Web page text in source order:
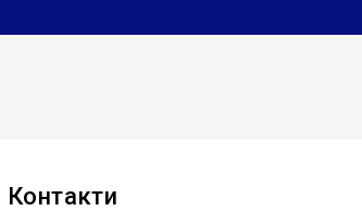
Контакти